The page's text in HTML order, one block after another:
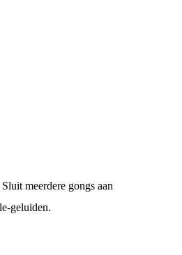
meerdere gongs aan
geluiden.